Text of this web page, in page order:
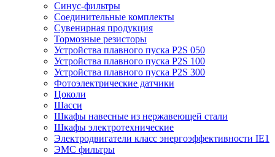
Синус-фильтры
Соединительные комплекты
Сувенирная продукция
Тормозные резисторы
Устройства плавного пуска P2S 050
Устройства плавного пуска P2S 100
Устройства плавного пуска P2S 300
Фотоэлектрические датчики
Цоколи
Шасси
Шкафы навесные из нержавеющей стали
Шкафы электротехнические
Электродвигатели класс энергоэффективности IE1
ЭМС фильтры